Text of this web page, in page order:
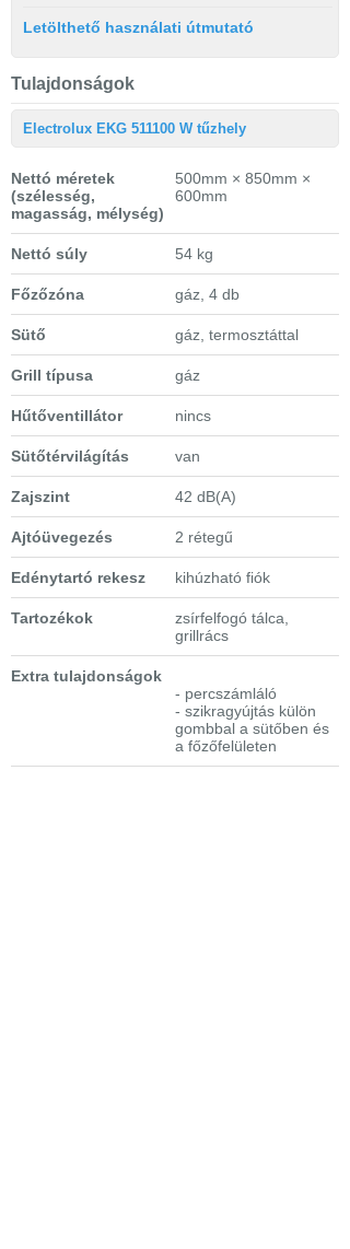
Letölthető használati útmutató
Tulajdonságok
Electrolux EKG 511100 W tűzhely
Nettó méretek
(szélesség,
magasság, mélység)
500mm × 850mm ×
600mm
Nettó súly 54 kg
Főzőzóna gáz, 4 db
Sütő gáz, termosztáttal
Grill típusa gáz
Hűtőventillátor nincs
Sütőtérvilágítás van
Zajszint 42 dB(A)
Ajtóüvegezés 2 rétegű
Edénytartó rekesz kihúzható fiók
Tartozékok
zsírfelfogó tálca,
grillrács
Extra tulajdonságok
- percszámláló
- szikragyújtás külön
gombbal a sütőben és
a főzőfelületen